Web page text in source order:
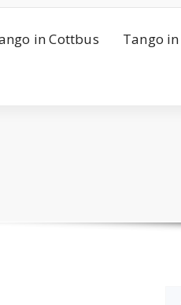
in Cottbus Tango